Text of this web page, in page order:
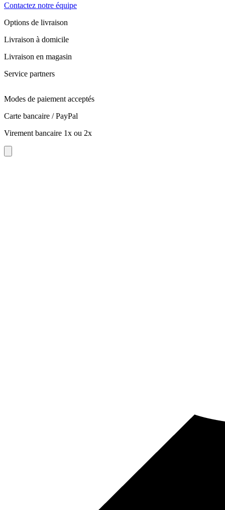
Contactez notre équipe
Options de livraison
Livraison à domicile
Livraison en magasin
Service partners
Modes de paiement acceptés
Carte bancaire / PayPal
Virement bancaire 1x ou 2x